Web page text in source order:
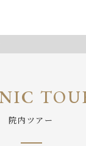
院内ツアー